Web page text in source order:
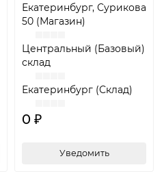
Екатеринбург, Сурикова
50 (Магазин)
Центральный (Базовый)
склад
Екатеринбург (Склад)
0 ₽
Уведомить